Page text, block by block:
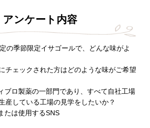
アンケート内容
の季節限定イサゴールで、どんな味がよ
チェックされた方はどのような味がご希望
ブロ製薬の一部門であり、すべて自社工場
産している工場の見学をしたいか？
たは使用するSNS